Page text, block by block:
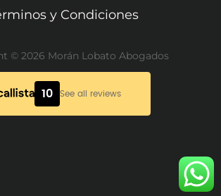
y Condiciones
© 2026 Morán Lobato Abogados